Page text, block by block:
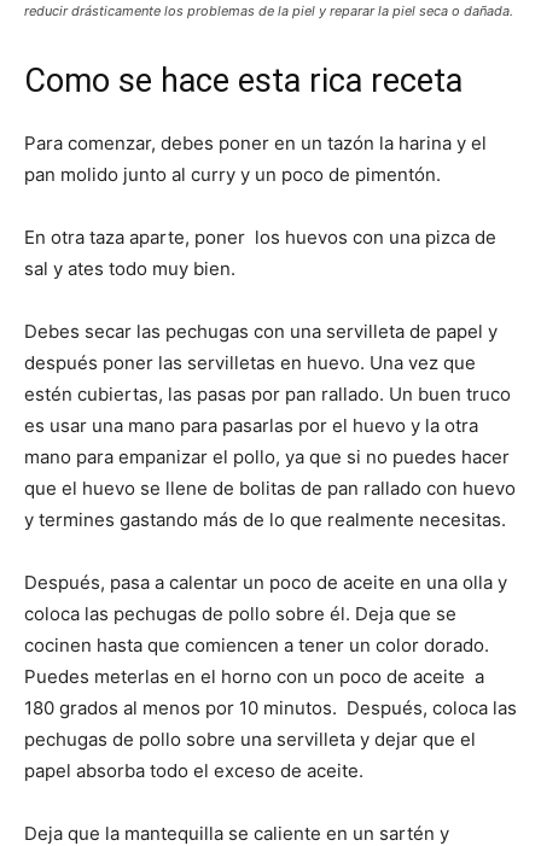
reducir drásticamente los problemas de la piel y reparar la piel seca o dañada.
Como se hace esta rica receta
Para comenzar, debes poner en un tazón la harina y el
pan molido junto al curry y un poco de pimentón.
En otra taza aparte, poner los huevos con una pizca de
sal y ates todo muy bien.
Debes secar las pechugas con una servilleta de papel y
después poner las servilletas en huevo. Una vez que
estén cubiertas, las pasas por pan rallado. Un buen truco
es usar una mano para pasarlas por el huevo y la otra
mano para empanizar el pollo, ya que si no puedes hacer
que el huevo se llene de bolitas de pan rallado con huevo
y termines gastando más de lo que realmente necesitas.
Después, pasa a calentar un poco de aceite en una olla y
coloca las pechugas de pollo sobre él. Deja que se
cocinen hasta que comiencen a tener un color dorado.
Puedes meterlas en el horno con un poco de aceite a
180 grados al menos por 10 minutos. Después, coloca las
pechugas de pollo sobre una servilleta y dejar que el
papel absorba todo el exceso de aceite.
Deja que la mantequilla se caliente en un sartén y